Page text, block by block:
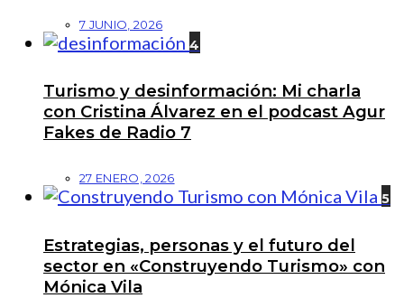
7 JUNIO, 2026
4
Turismo y desinformación: Mi charla
con Cristina Álvarez en el podcast Agur
Fakes de Radio 7
27 ENERO, 2026
5
Estrategias, personas y el futuro del
sector en «Construyendo Turismo» con
Mónica Vila